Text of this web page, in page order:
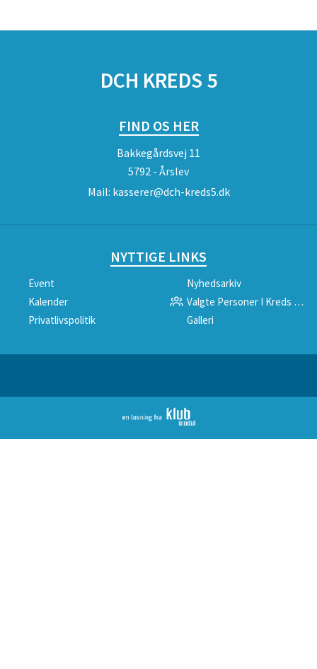
DCH KREDS 5
FIND OS HER
Bakkegårdsvej 11
5792 - Årslev
Mail: kasserer@dch-kreds5.dk
NYTTIGE LINKS
Event
Nyhedsarkiv
Kalender
Valgte Personer I Kreds 5 Ny
Privatlivspolitik
Galleri